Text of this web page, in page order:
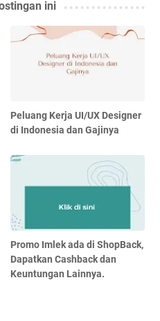
ini
Peluang Kerja UI/UX Designer
di Indonesia dan Gajinya
Promo Imlek ada di ShopBack,
Dapatkan Cashback dan
Keuntungan Lainnya.